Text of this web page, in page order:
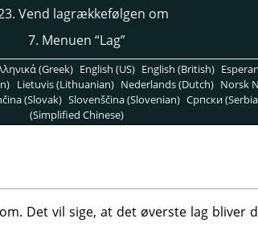
Vend lagrækkefølgen om
7. Menuen “Lag”
(Greek) English (US) English (British)
Lietuvis (Lithuanian) Nederlands (Dutch) Norsk
(Slovak) Slovenščina (Slovenian) Српски
(Simplified Chinese)
Det vil sige, at det øverste lag bliver